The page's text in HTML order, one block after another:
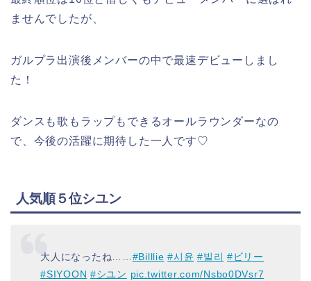
ませんでしたが、
ガルプラ出演後メンバーの中で最速デビューしまし
た！
ダンスも歌もラップもできるオールラウンダーなの
で、今後の活躍に期待した一人です♡
人気順５位シユン
大人になったね…… #Billlie #시윤 #빌리 #ビリー
#SIYOON #シユン pic.twitter.com/Nsbo0DVsr7